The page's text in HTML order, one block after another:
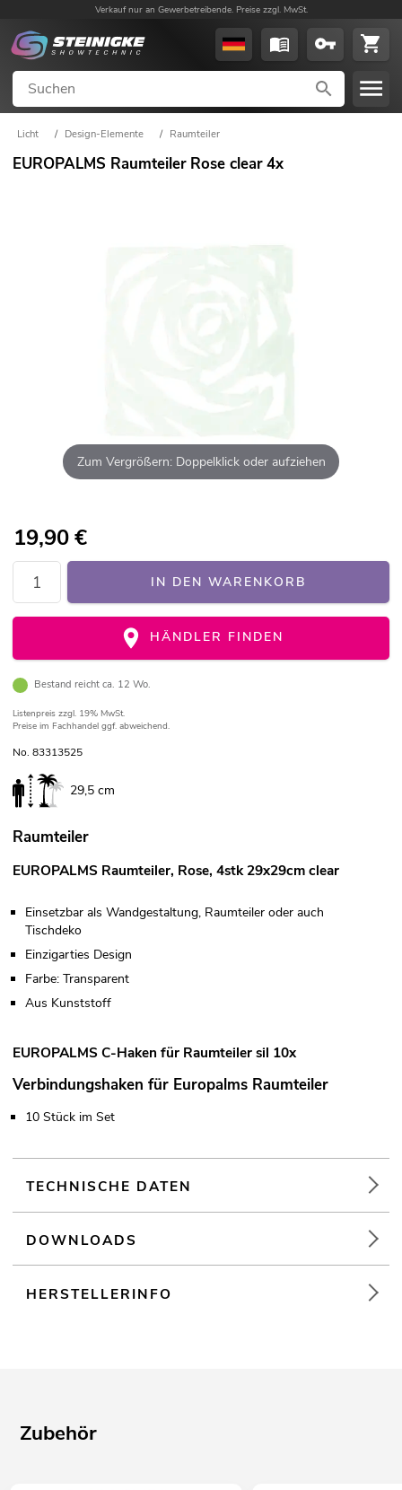
Verkauf nur an Gewerbetreibende. Preise zzgl. MwSt.
Licht / Design-Elemente / Raumteiler
EUROPALMS Raumteiler Rose clear 4x
Zum Vergrößern: Doppelklick oder aufziehen
19,90€
IN DEN WARENKORB
HÄNDLER FINDEN
Bestand reicht ca. 12 Wo.
Listenpreis zzgl. 19% MwSt.
Preise im Fachhandel ggf. abweichend.
No. 83313525
29,5 cm
Raumteiler
EUROPALMS Raumteiler, Rose, 4stk 29x29cm clear
Einsetzbar als Wandgestaltung, Raumteiler oder auch
Tischdeko
Einzigarties Design
Farbe: Transparent
Aus Kunststoff
EUROPALMS C-Haken für Raumteiler sil 10x
Verbindungshaken für Europalms Raumteiler
10 Stück im Set
TECHNISCHE DATEN
DOWNLOADS
HERSTELLERINFO
Zubehör